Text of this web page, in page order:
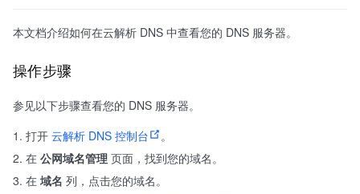
本文档介绍如何在云解析 DNS 中查看您的 DNS 服务器。
操作步骤
参见以下步骤查看您的 DNS 服务器。
打开 云解析 DNS 控制台
。
在 公网域名管理 页面，找到您的域名。
在 域名 列，点击您的域名。